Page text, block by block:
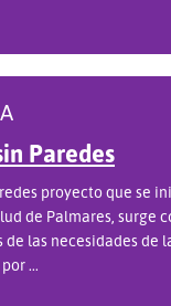
Paredes
proyecto que se
de Palmares, surge
de las necesidades de
...